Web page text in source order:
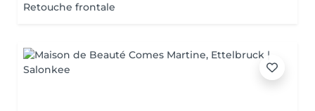
Retouche frontale